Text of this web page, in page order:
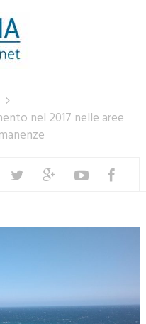
nel 2017 nelle aree